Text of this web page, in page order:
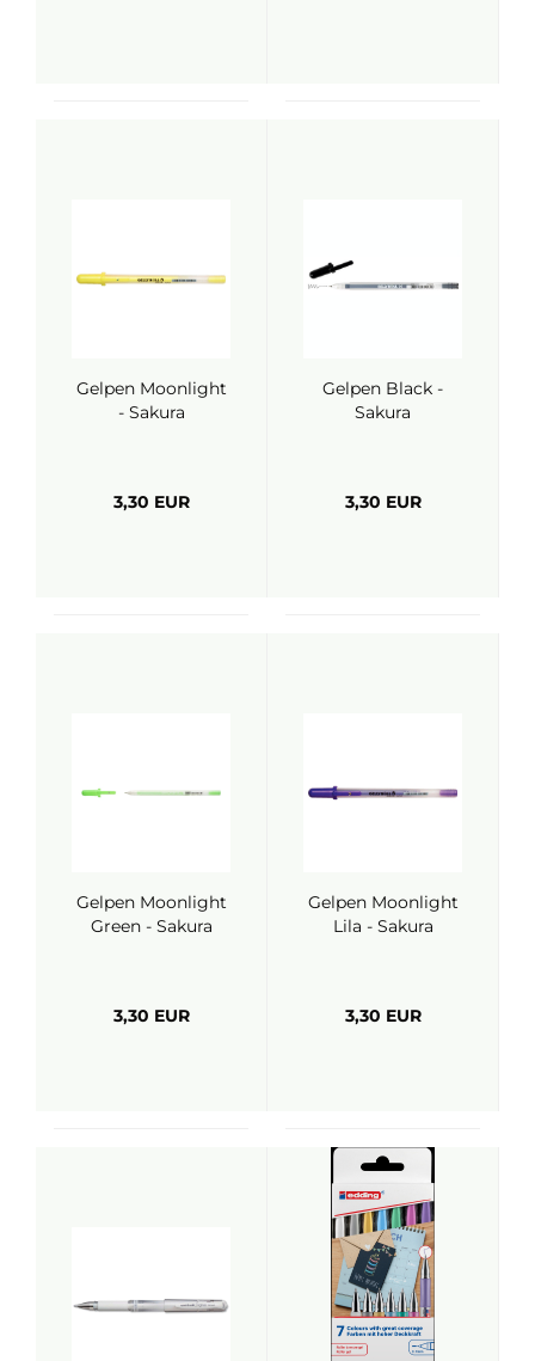
Gelpen Moonlight
- Sakura
3,30 EUR
Gelpen Black -
Sakura
3,30 EUR
Gelpen Moonlight
Green - Sakura
3,30 EUR
Gelpen Moonlight
Lila - Sakura
3,30 EUR